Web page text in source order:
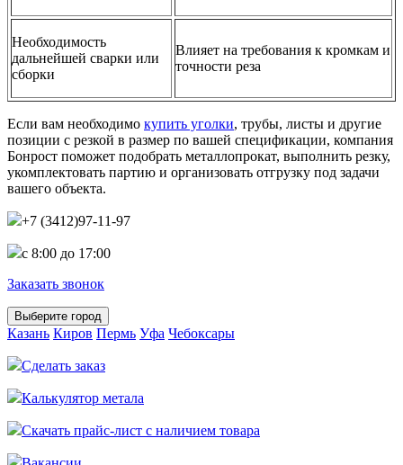
Необходимость
дальнейшей сварки или
сборки
Влияет на требования к кромкам и
точности реза
Если вам необходимо купить уголки, трубы, листы и другие
позиции с резкой в размер по вашей спецификации, компания
Бонрост поможет подобрать металлопрокат, выполнить резку,
укомплектовать партию и организовать отгрузку под задачи
вашего объекта.
+7 (3412)97-11-97
c 8:00 до 17:00
Заказать звонок
Выберите город
Казань Киров Пермь Уфа Чебоксары
Сделать заказ
Калькулятор метала
Скачать прайс-лист с наличием товара